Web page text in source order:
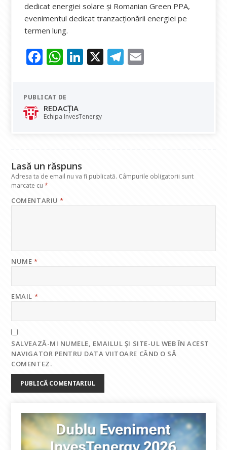
dedicat energiei solare și Romanian Green PPA,
evenimentul dedicat tranzacționării energiei pe
termen lung.
F
e
b
o
W
at
s
A
Li
dI
X T
PUBLICAT DE
REDACȚIA
Echipa InvesTenergy
Lasă un răspuns
Adresa ta de email nu va fi publicată. Câmpurile obligatorii sunt
marcate cu*
COMENTARIU*
NUME*
EMAIL *
SALVEAZĂ-MI NUMELE, EMAILUL ȘI SITE-UL WEB ÎN ACEST
NAVIGATOR PENTRU DATA VIITOARE CÂND O SĂ
COMENTEZ.